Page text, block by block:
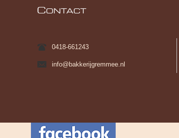
CONTACT
0418-661243
info@bakkerijgremmee.nl